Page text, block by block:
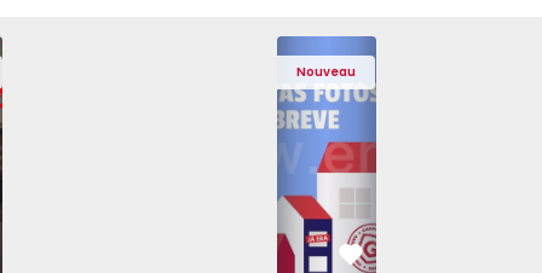
Pedrouços - 1575536 - 7
T3 Maia, Pedrouços - 1575536 - 9
Appartement T3 Maia, Pedrouços - 1575536 - 8
Appartement T3 Maia, Pedrouços - 1575536 - 12
Appartement T3 Maia, Pedrouços -
Appartement T3 Maia,
Appartement
Nouveau
Appartement T3 Porto,
Préféré